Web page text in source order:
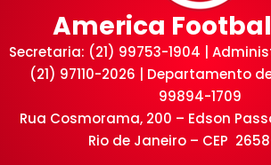
America
Secretaria: (21) 99753-1904 |
(21) 97110-2026 | Departamento
99894-1709
Rua Cosmorama, 200 – Edson
Rio de Janeiro – CEP